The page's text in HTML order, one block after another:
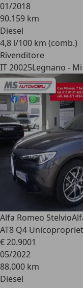
01/2018
90.159 km
Diesel
4,8 l/100 km (comb.)
Rivenditore
IT 20025Legnano -
Alfa Romeo Stelvio
AT8 Q4
€ 20.9001
05/2022
88.000 km
Diesel